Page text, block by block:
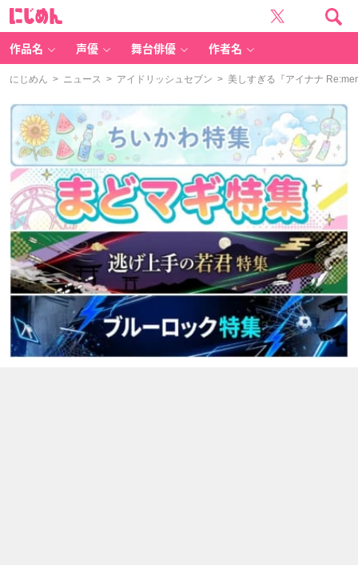
作品名 声優 舞台俳優 作者名
にじめん > ニュース > アイドリッシュセブン > 美しすぎる『アイナナ